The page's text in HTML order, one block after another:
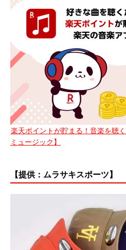
楽天ポイントが貯まる！音楽を聴
ミュージック】
【提供：ムラサキスポーツ】